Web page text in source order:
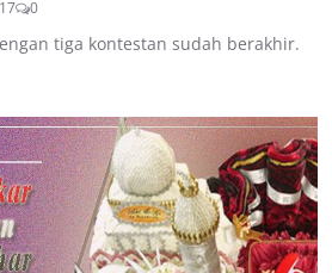
0
tiga kontestan sudah berakhir.